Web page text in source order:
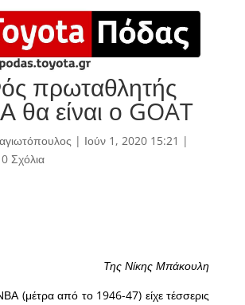
πρωταθλητής
θα είναι ο GOAT
| Ιούν 1, 2020 15:21 |
0 Σχόλια
Της Νίκης Μπάκουλη
(μέτρα από το 1946-47) είχε τέσσερις